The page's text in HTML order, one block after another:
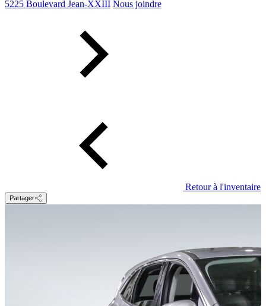
5225 Boulevard Jean-XXIII Nous joindre
Retour à l'inventaire
Partager